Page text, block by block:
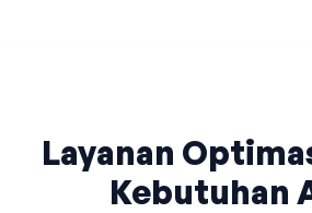
Layanan
Kebutuhan